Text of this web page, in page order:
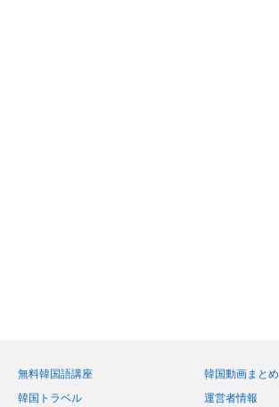
無料韓国語講座
韓国動画まとめ
韓国トラベル
運営者情報